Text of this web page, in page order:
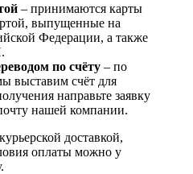
– принимаются карты
выпущенные на
Федерации, а также
по счёту – по
выставим счёт для
направьте заявку
нашей компании.
доставкой,
оплаты можно у